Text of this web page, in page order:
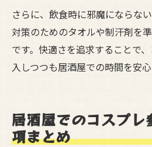
さらに、飲食時に邪魔にならな
対策のためのタオルや制汗剤を
です。快適さを追求することで
入しつつも居酒屋での時間を安心
居酒屋でのコスプレ
項まとめ